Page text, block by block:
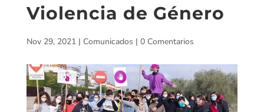
Violencia de Género
Nov 29, 2021| Comunicados | 0 Comentarios